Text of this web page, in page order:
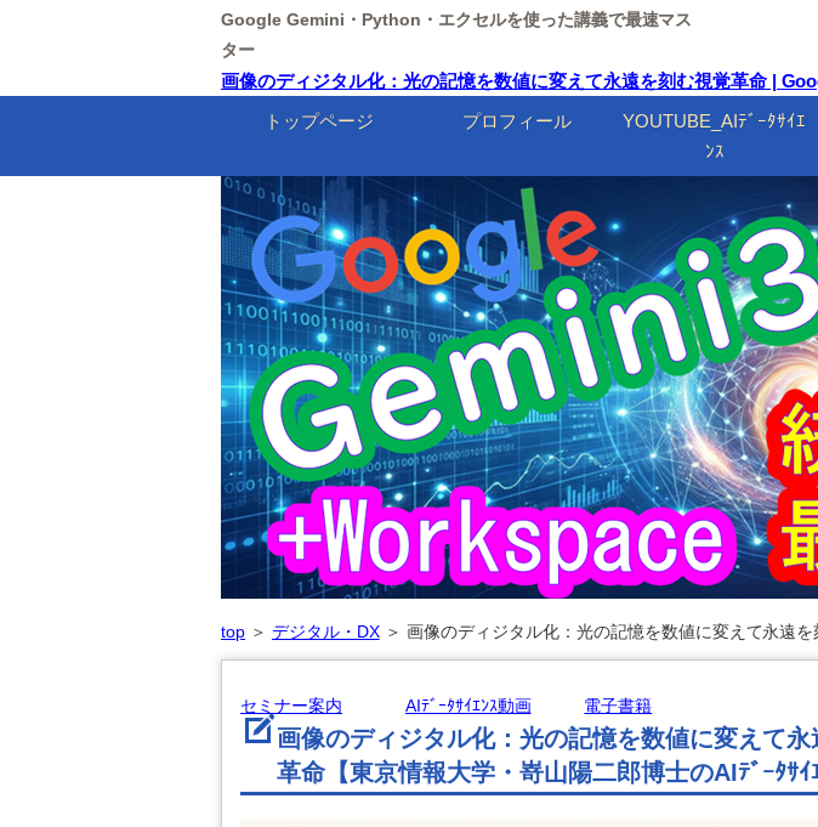
Google Gemini・Python・エクセルを使った講義で最速マス
ター
画像のディジタル化：光の記憶を数値に変えて永遠を刻む視覚革命 |
トップページ
プロフィール
YOUTUBE_AIﾃﾞｰﾀｻｲｴ
ﾝｽ
top＞ デジタル・DX＞ 画像のディジタル化：光の記憶を数値に変えて永遠を
セミナー案内 AIﾃﾞｰﾀｻｲｴﾝｽ動画 電子書籍
画像のディジタル化：光の記憶を数値に変えて
革命【東京情報大学・嵜山陽二郎博士のAIﾃﾞｰﾀｻｲｴ